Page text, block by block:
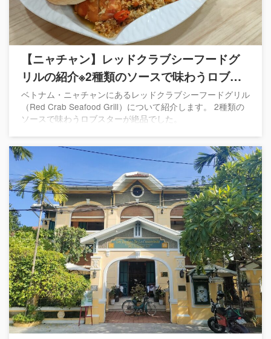
【ニャチャン】レッドクラブシーフードグ
リルの紹介※2種類のソースで味わうロブス
ターが絶品
ベトナム・ニャチャンにあるレッドクラブシーフードグリル
（Red Crab Seafood Grill）について紹介します。 2種類の
ソースで味わうロブスターが絶品でした。